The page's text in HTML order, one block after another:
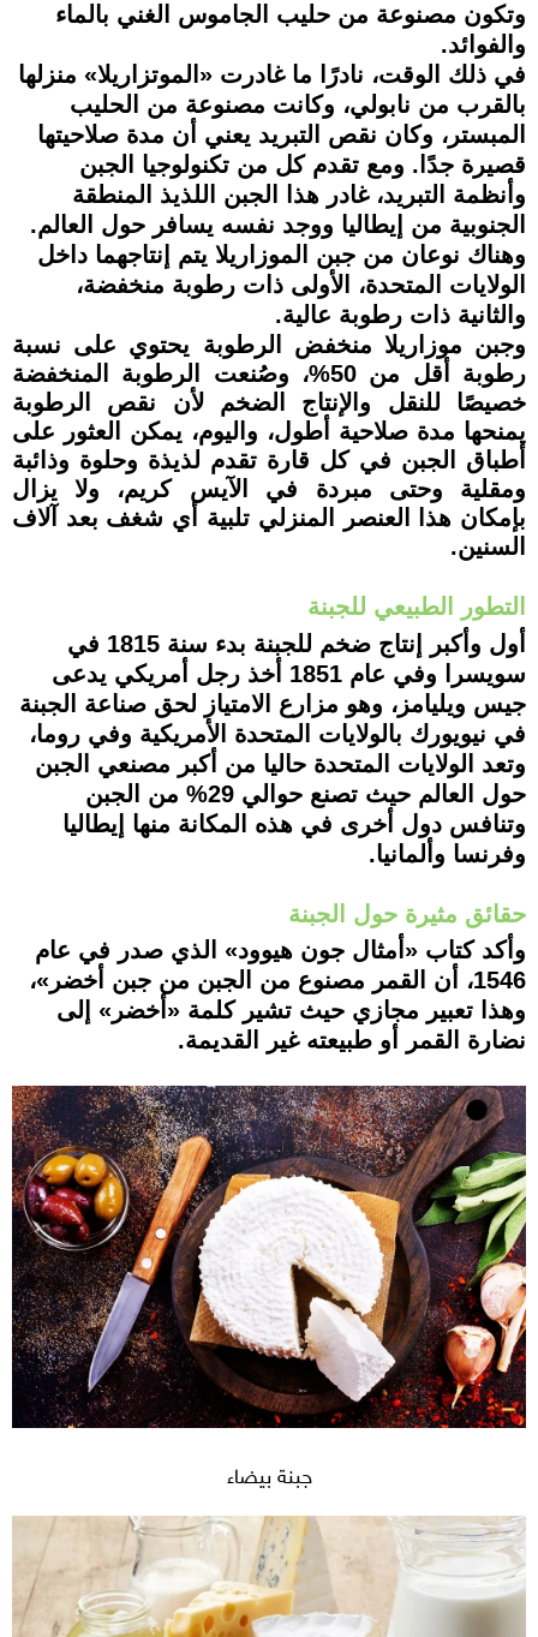
وتكون مصنوعة من حليب الجاموس الغني بالماء
والفوائد.
في ذلك الوقت، نادرًا ما غادرت «الموتزاريلا» منزلها
بالقرب من نابولي، وكانت مصنوعة من الحليب
المبستر، وكان نقص التبريد يعني أن مدة صلاحيتها
قصيرة جدًا. ومع تقدم كل من تكنولوجيا الجبن
وأنظمة التبريد، غادر هذا الجبن اللذيذ المنطقة
الجنوبية من إيطاليا ووجد نفسه يسافر حول العالم.
وهناك نوعان من جبن الموزاريلا يتم إنتاجهما داخل
الولايات المتحدة، الأولى ذات رطوبة منخفضة،
والثانية ذات رطوبة عالية.
وجبن موزاريلا منخفض الرطوبة يحتوي على نسبة
رطوبة أقل من 50%، وصُنعت الرطوبة المنخفضة
خصيصًا للنقل والإنتاج الضخم لأن نقص الرطوبة
يمنحها مدة صلاحية أطول، واليوم، يمكن العثور على
أطباق الجبن في كل قارة تقدم لذيذة وحلوة وذائبة
ومقلية وحتى مبردة في الآيس كريم، ولا يزال
بإمكان هذا العنصر المنزلي تلبية أي شغف بعد آلاف
السنين.
التطور الطبيعي للجبنة
أول وأكبر إنتاج ضخم للجبنة بدء سنة 1815 في
سويسرا وفي عام 1851 أخذ رجل أمريكي يدعى
جيس ويليامز، وهو مزارع الامتياز لحق صناعة الجبنة
في نيويورك بالولايات المتحدة الأمريكية وفي روما،
وتعد الولايات المتحدة حاليا من أكبر مصنعي الجبن
حول العالم حيث تصنع حوالي 29% من الجبن
وتنافس دول أخرى في هذه المكانة منها إيطاليا
وفرنسا وألمانيا.
حقائق مثيرة حول الجبنة
وأكد كتاب «أمثال جون هيوود» الذي صدر في عام
1546، أن القمر مصنوع من الجبن من جبن أخضر»،
وهذا تعبير مجازي حيث تشير كلمة «أخضر» إلى
نضارة القمر أو طبيعته غير القديمة.
جبنة بيضاء